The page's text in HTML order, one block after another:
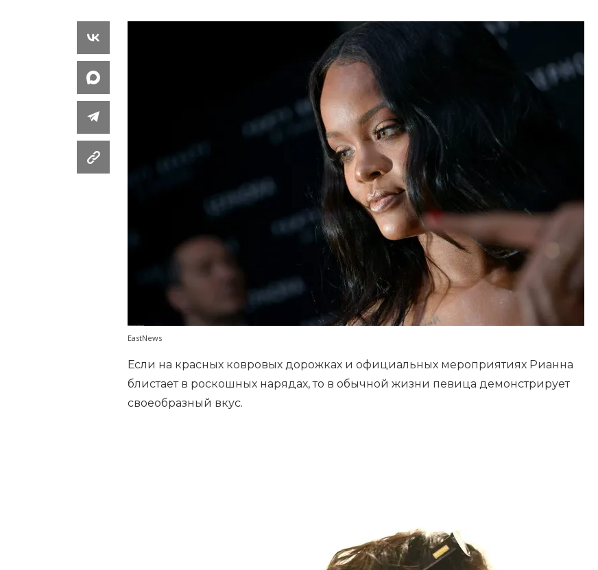
EastNews
Если на красных ковровых дорожках и официальных мероприятиях Рианна
блистает в роскошных нарядах, то в обычной жизни певица демонстрирует
своеобразный вкус.